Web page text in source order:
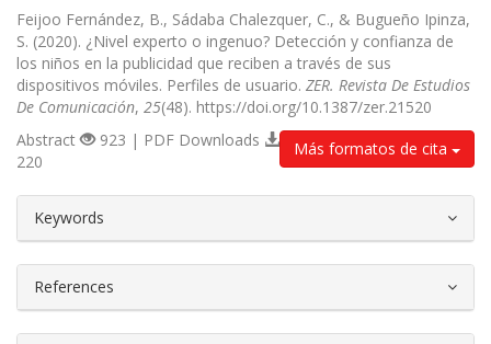
Feijoo Fernández, B., Sádaba Chalezquer, C., & Bugueño Ipinza,
S. (2020). ¿Nivel experto o ingenuo? Detección y confianza de
los niños en la publicidad que reciben a través de sus
dispositivos móviles. Perfiles de usuario. ZER. Revista De Estudios
De Comunicación, 25(48). https://doi.org/10.1387/zer.21520
Más formatos de cita
Abstract
923 | PDF Downloads
220
Keywords
References